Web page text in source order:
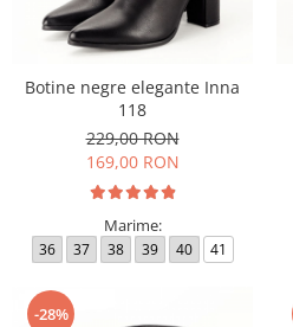
Botine negre elegante Inna
118
229,00 RON
169,00 RON
Marime:
36 37 38 39 40 41
-28%